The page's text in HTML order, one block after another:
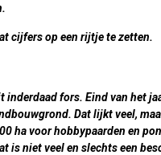
cijfers op een rijtje te zetten.
fors. Eind van het
Dat lijkt veel,
ha voor hobbypaarden en
is niet veel en slechts een